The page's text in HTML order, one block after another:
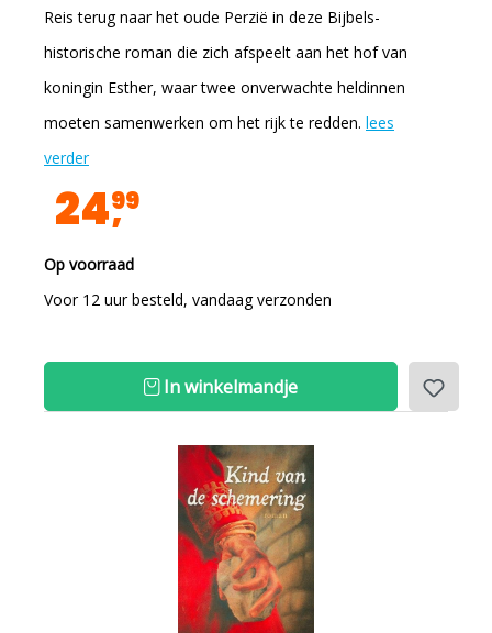
Reis terug naar het oude Perzië in deze Bijbels-
historische roman die zich afspeelt aan het hof van
koningin Esther, waar twee onverwachte heldinnen
moeten samenwerken om het rijk te redden. lees
verder
2499
Op voorraad
Voor 12 uur besteld, vandaag verzonden
In winkelmandje